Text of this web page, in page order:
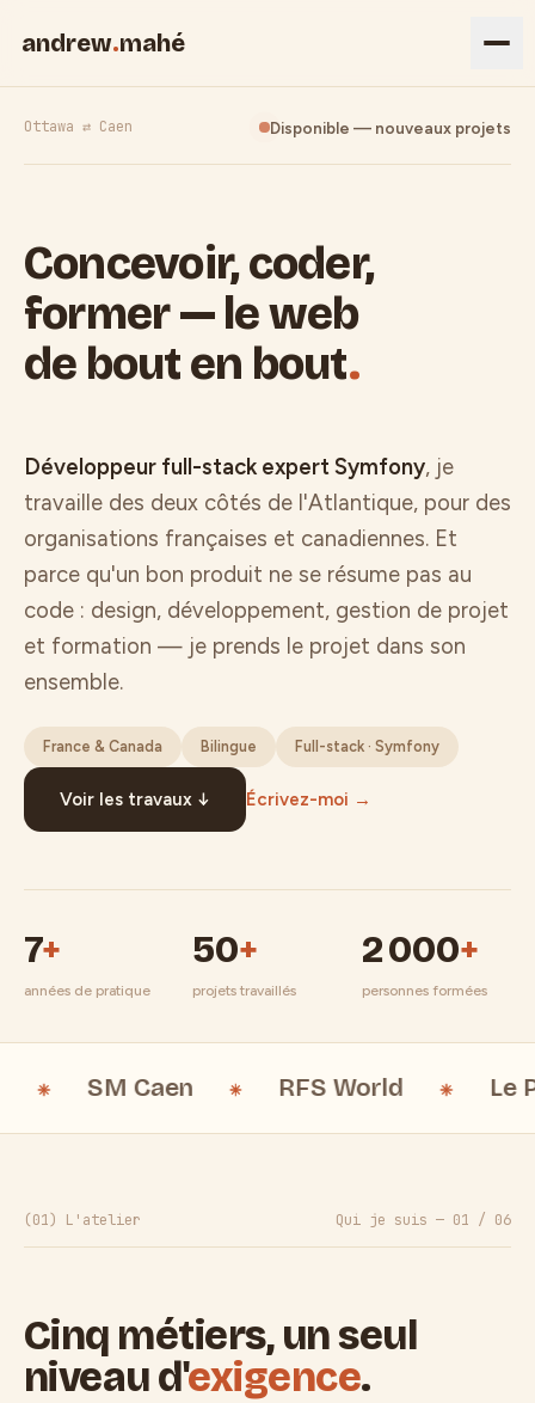
andrew.mahé
Ottawa ⇄ Caen Disponible — nouveaux projets
Concevoir, coder,
former — le web
de bout en bout.
Développeur full-stack expert Symfony, je
travaille des deux côtés de l'Atlantique, pour des
organisations françaises et canadiennes. Et
parce qu'un bon produit ne se résume pas au
code : design, développement, gestion de projet
et formation — je prends le projet dans son
ensemble.
France & Canada Bilingue Full-stack · Symfony
Voir les travaux ↓ Écrivez-moi →
7+
années de pratique
50+
projets travaillés
2 000+
personnes formées
SM Caen RFS World Le Point
(01) L'atelier Qui je suis — 01 / 06
Cinq métiers, un seul
niveau d'exigence.